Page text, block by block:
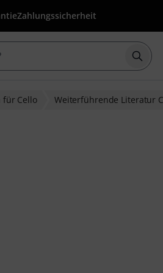
Zahlungssicherheit
für Cello Weiterführende Literatur